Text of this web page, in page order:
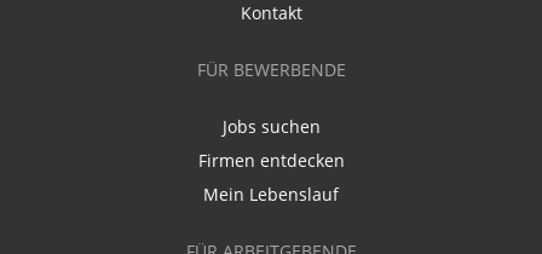
Kontakt
FÜR BEWERBENDE
Jobs suchen
Firmen entdecken
Mein Lebenslauf